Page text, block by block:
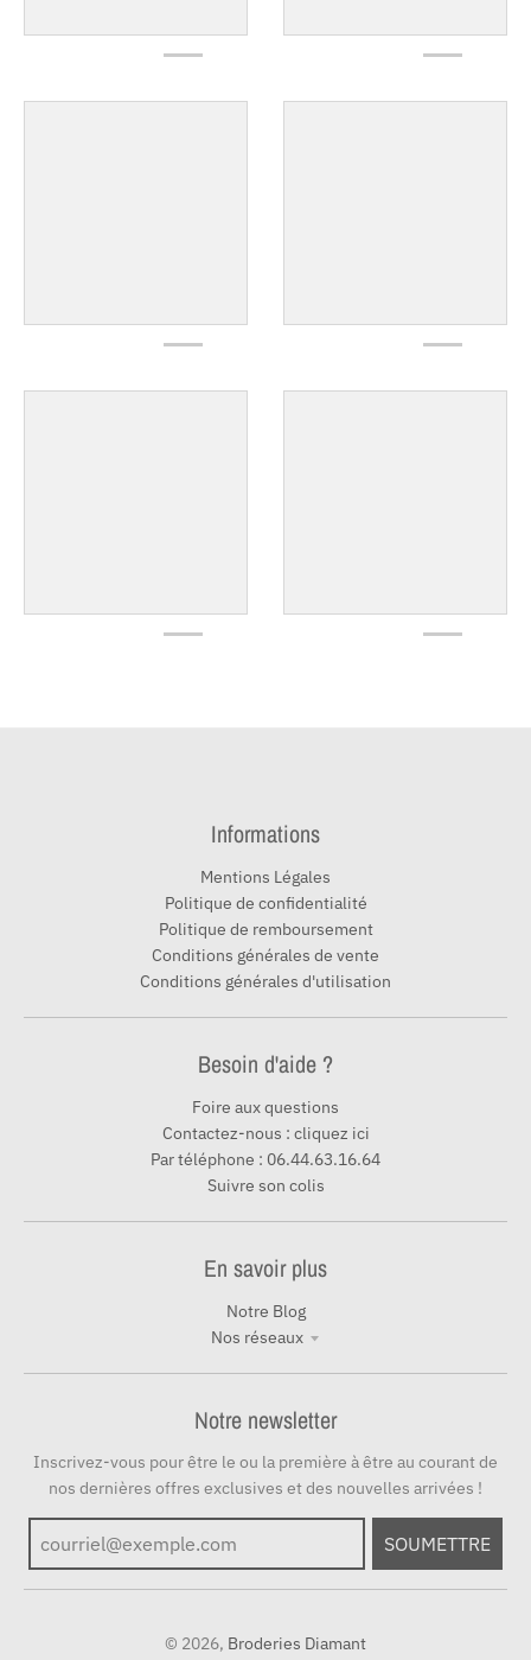
Informations
Mentions Légales
Politique de confidentialité
Politique de remboursement
Conditions générales de vente
Conditions générales d'utilisation
Besoin d'aide ?
Foire aux questions
Contactez-nous : cliquez ici
Par téléphone : 06.44.63.16.64
Suivre son colis
En savoir plus
Notre Blog
Nos réseaux
Notre newsletter
Inscrivez-vous pour être le ou la première à être au courant de
nos dernières offres exclusives et des nouvelles arrivées !
SOUMETTRE
© 2026, Broderies Diamant